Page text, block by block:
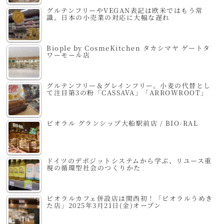
グルテンフリーやVEGAN表記は欧米ではもう常
識。日本の小売業の対応に大幅な遅れ
Biople by CosmeKitchen タカシマヤ ゲートタ
ワーモール店
グルテンフリー＆グレインフリー。小麦の代替とし
て注目第3の粉「CASSAVA」「ARROWROOT」
ビオラル グランシップ大船駅前店 / BIO-RAL
ドイツのデポジットシステムから学ぶ、リユース重
視の循環型社会のつくりかた
ビオラルカフェ併設店は関西初！「ビオラルうめき
た店」2025年3月21日(金)オープン